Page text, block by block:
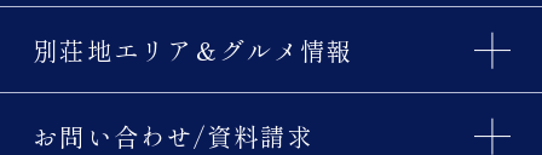
別荘地エリア＆グルメ情報
お問い合わせ/資料請求